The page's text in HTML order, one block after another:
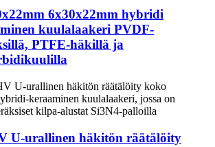
6x30x22mm hybridi
kuulalaakeri PVDF-
PTFE-häkillä ja
U-urallinen häkitön räätälöity